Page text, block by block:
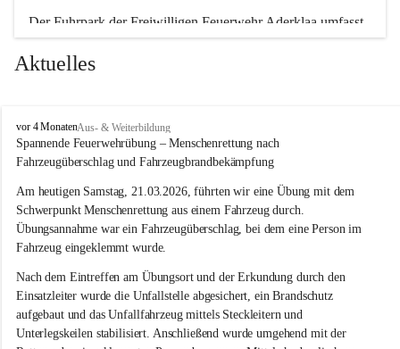
Der Fuhrpark der Freiwilligen Feuerwehr Aderklaa umfasst
ein RLFA-2000 der Marke Mercedes Artego und ein MTFA
der Marke Mercedes Sprinter. Weiters haben wir noch einen
Aktuelles
F
r
e
w
i
l
l
i
g
e
F
e
u
vor 4 MonatenAus- & Weiterbildung
Spannende Feuerwehrübung – Menschenrettung nach
Fahrzeugüberschlag und Fahrzeugbrandbekämpfung
Am heutigen Samstag, 21.03.2026, führten wir eine Übung mit dem
Schwerpunkt Menschenrettung aus einem Fahrzeug durch.
Übungsannahme war ein Fahrzeugüberschlag, bei dem eine Person im
Fahrzeug eingeklemmt wurde.
Nach dem Eintreffen am Übungsort und der Erkundung durch den
Einsatzleiter wurde die Unfallstelle abgesichert, ein Brandschutz
aufgebaut und das Unfallfahrzeug mittels Steckleitern und
Unterlegskeilen stabilisiert. Anschließend wurde umgehend mit der